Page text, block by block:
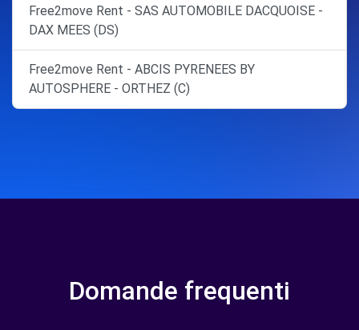
Free2move Rent - SAS AUTOMOBILE DACQUOISE -
DAX MEES (DS)
Free2move Rent - ABCIS PYRENEES BY
AUTOSPHERE - ORTHEZ (C)
Domande frequenti